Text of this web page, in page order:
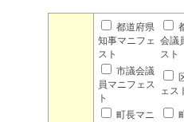
都道府県
知事マニフェ
スト
会議
スト
市議会議
員マニフェス
ト
ェス
町長マニ